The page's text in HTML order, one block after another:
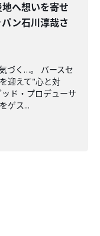
へ想いを寄せ
ン石川淳哉さ
づく…。 バースセ
迎えて"心と対
ド・プロデューサ
ゲス...